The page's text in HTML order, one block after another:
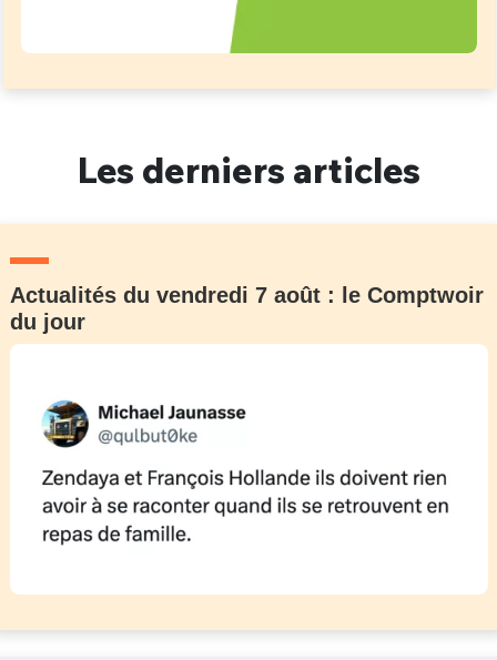
Les derniers articles
Actualités du vendredi 7 août : le Comptwoir
du jour